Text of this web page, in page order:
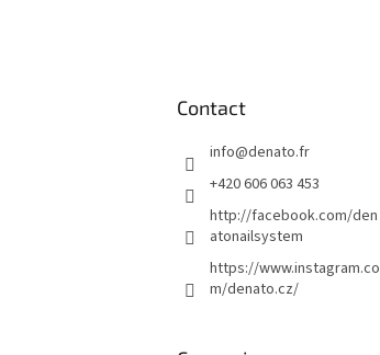
Contact
info@denato.fr
+420 606 063 453
http://facebook.com/den
atonailsystem
https://www.instagram.co
m/denato.cz/